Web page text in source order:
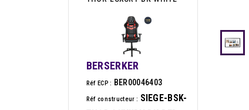
BERSERKER
Réf ECP : BER00046403
Réf constructeur : SIEGE-BSK-